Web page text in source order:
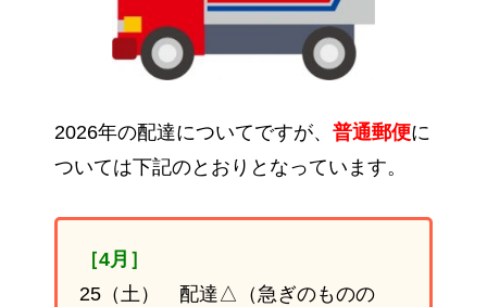
2026年の配達についてですが、 普通郵便に
ついては下記のとおりとなっています。
［4月］
25（土） 配達△（急ぎのものの